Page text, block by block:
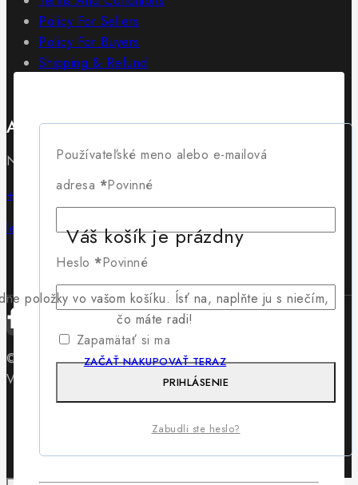
Policy For Sellers
Policy For Buyers
Shipping & Refund
Adresa
Námestie SNP 18/18 01501 Rajec
+421 902 715 430
lewis@lewis.sk
© 2026 Obuv Lewis - WordPress Theme byAvanam
Vytvorilo
Používateľské meno alebo e-mailová
adresa *Povinné
Heslo *Povinné
Zapamätať si ma
PRIHLÁSENIE
Zabudli ste heslo?
Váš košík je prázdny
položky vo vašom košíku. Ísť na, naplňte ju s niečím,
čo máte radi!
ZAČAŤ NAKUPOVAŤ TERAZ